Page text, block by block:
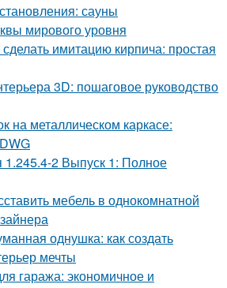
сауны
мирового уровня
имитацию кирпича: простая
3D: пошаговое руководство
на металлическом каркасе:
1.245.4-2 Выпуск 1: Полное
мебель в однокомнатной
однушка: как создать
мечты
гаража: экономичное и